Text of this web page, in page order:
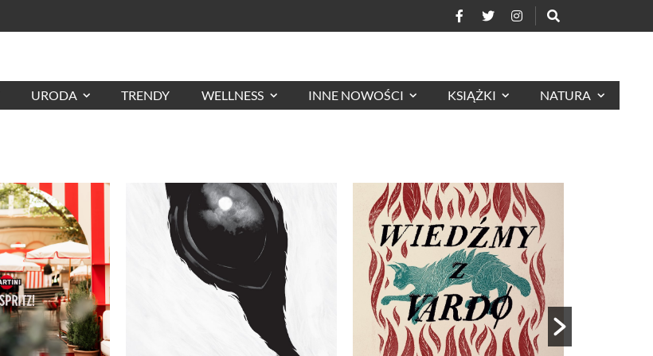
URODA TRENDY WELLNESS INNE NOWOŚCI KSIĄŻKI NATURA